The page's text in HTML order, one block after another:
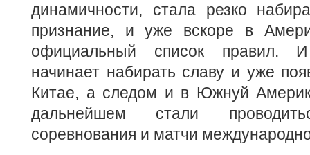
динамичности, стала резко
признание, и уже вскоре в
официальный список правил.
начинает набирать славу и уже
Китае, а следом и в Южнуй
дальнейшем стали
соревнования и матчи